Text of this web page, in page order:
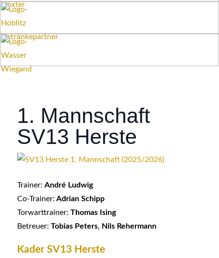
1. Mannschaft
SV13 Herste
Trainer: André Ludwig
Co-Trainer: Adrian Schipp
Torwarttrainer: Thomas Ising
Betreuer: Tobias Peters, Nils Rehermann
Kader SV13 Herste